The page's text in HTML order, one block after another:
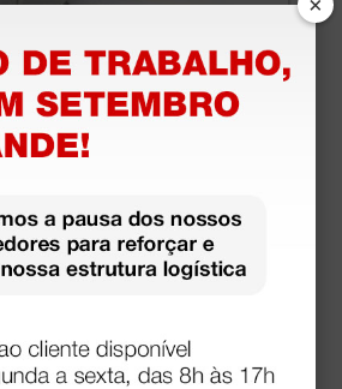
pontas alternadas - 14,5 cm
1 unidade